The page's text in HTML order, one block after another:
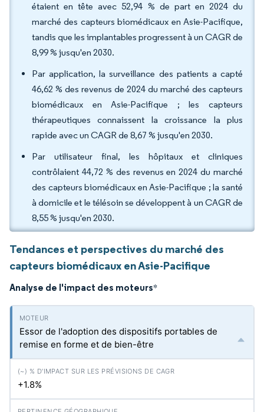
étaient en tête avec 52,94 % de part en 2024 du
marché des capteurs biomédicaux en Asie-Pacifique,
tandis que les implantables progressent à un CAGR de
8,99 % jusqu'en 2030.
Par application, la surveillance des patients a capté
46,62 % des revenus de 2024 du marché des capteurs
biomédicaux en Asie-Pacifique ; les capteurs
thérapeutiques connaissent la croissance la plus
rapide avec un CAGR de 8,67 % jusqu'en 2030.
Par utilisateur final, les hôpitaux et cliniques
contrôlaient 44,72 % des revenus en 2024 du marché
des capteurs biomédicaux en Asie-Pacifique ; la santé
à domicile et le télésoin se développent à un CAGR de
8,55 % jusqu'en 2030.
Tendances et perspectives du marché des
capteurs biomédicaux en Asie-Pacifique
Analyse de l'impact des moteurs*
Essor de l'adoption des dispositifs portables de
remise en forme et de bien-être
+1.8%